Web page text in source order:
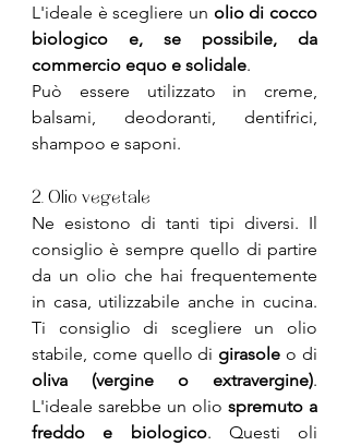
L'ideale è scegliere un olio di cocco
biologico e, se possibile, da
commercio equo e solidale.
Può essere utilizzato in creme,
balsami, deodoranti, dentifrici,
shampoo e saponi.
2. Olio vegetale
Ne esistono di tanti tipi diversi. Il
consiglio è sempre quello di partire
da un olio che hai frequentemente
in casa, utilizzabile anche in cucina.
Ti consiglio di scegliere un olio
stabile, come quello di girasole
oliva (vergine o extravergine).
L'ideale sarebbe un olio spremuto a
freddo e biologico. Questi oli